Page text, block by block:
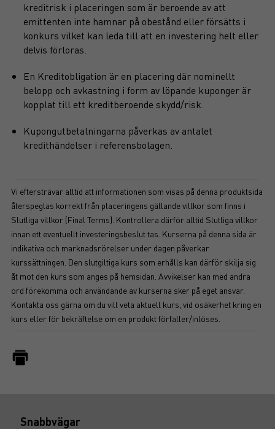
kreditrisk i placeringen som är beroende av att
emittenten inte hamnar på obestånd eller försätts i
konkurs vilket kan leda till att en investering helt eller
delvis förloras.
En Kreditobligation är en placering där nominellt
belopp och avkastning i form av löpande kuponger är
kopplat till ett kreditberoende skydd/risk.
Kupongutbetalningarna påverkas av antalet
kredithändelser i referensbolagen.
Vi eftersträvar alltid att informationen som visas på denna produktsida
återspeglas korrekt från placeringens gällande villkor som finns i
Slutliga villkor (Final Terms). Kontrollera därför alltid Slutliga villkor
innan ett eventuellt investeringsbeslut tas. Kurserna på denna sida är
indikativa och marknadsrörelser under dagen påverkar
kurssättningen. Den slutgiltiga kurs som erhålls kan därför skilja sig
åt mot den kurs som anges på hemsidan. Avvikelser kan med andra
ord förekomma och användande av kurserna sker på eget ansvar.
Kontakta oss gärna om du vill veta aktuell kurs, vid osäkerhet kring en
kurs eller för bekräftelse om en produkt förfaller/inlöses.
Snabbvägar